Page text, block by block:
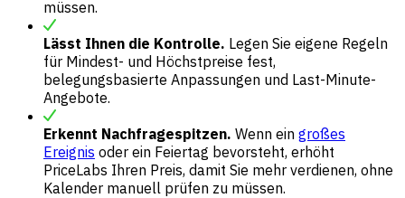
müssen.
Lässt Ihnen die Kontrolle. Legen Sie eigene Regeln
für Mindest- und Höchstpreise fest,
belegungsbasierte Anpassungen und Last-Minute-
Angebote.
Erkennt Nachfragespitzen. Wenn ein großes
Ereignis oder ein Feiertag bevorsteht, erhöht
PriceLabs Ihren Preis, damit Sie mehr verdienen, ohne
Kalender manuell prüfen zu müssen.